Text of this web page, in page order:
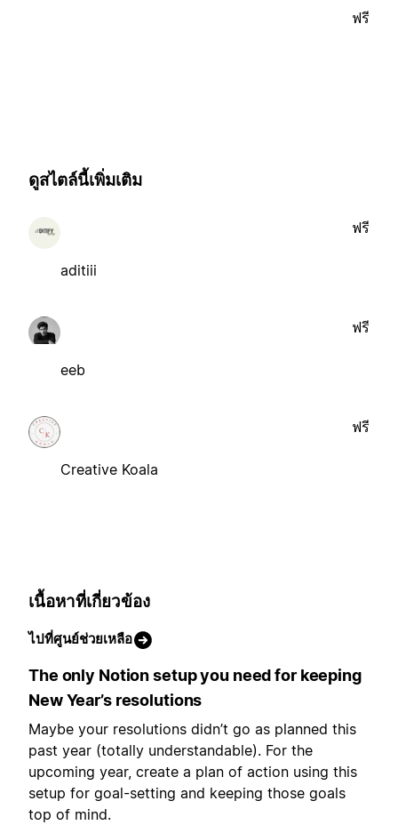
ฟรี
ดูสไตล์นี้เพิ่มเติม
aditiii
ฟรี
eeb
ฟรี
Creative Koala
ฟรี
เนื้อหาที่เกี่ยวข้อง
ไปที่ศูนย์ช่วยเหลือ
The only Notion setup you need for keeping
New Year’s resolutions
Maybe your resolutions didn’t go as planned this
past year (totally understandable). For the
upcoming year, create a plan of action using this
setup for goal-setting and keeping those goals
top of mind.